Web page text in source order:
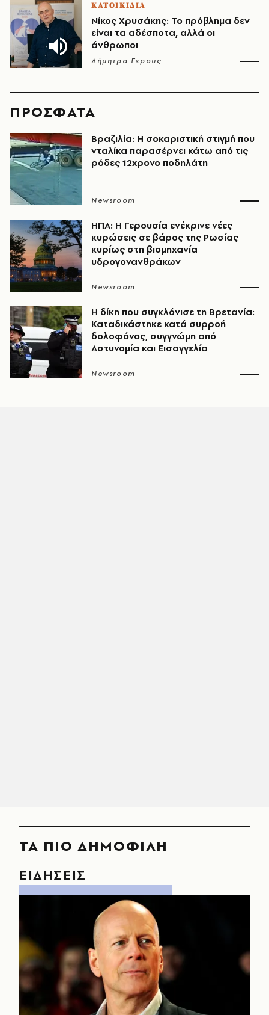
ΚΑΤΟΙΚΙΔΙΑ
Νίκος Χρυσάκης: Το πρόβλημα δεν
είναι τα αδέσποτα, αλλά οι
άνθρωποι
Δήμητρα Γκρους
ΠΡΟΣΦΑΤΑ
Βραζιλία: Η σοκαριστική στιγμή που
νταλίκα παρασέρνει κάτω από τις
ρόδες 12χρονο ποδηλάτη
Newsroom
ΗΠΑ: Η Γερουσία ενέκρινε νέες
κυρώσεις σε βάρος της Ρωσίας
κυρίως στη βιομηχανία
υδρογονανθράκων
Newsroom
H δίκη που συγκλόνισε τη Βρετανία:
Καταδικάστηκε κατά συρροή
δολοφόνος, συγγνώμη από
Αστυνομία και Εισαγγελία
Newsroom
ΤΑ ΠΙΟ ΔΗΜΟΦΙΛΗ
ΕΙΔΗΣΕΙΣ